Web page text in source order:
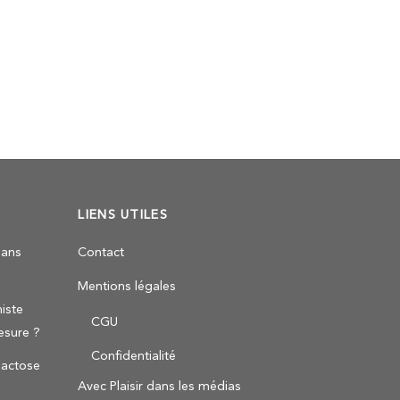
?
LIENS UTILES
Contact
Mentions légales
CGU
Confidentialité
Avec Plaisir dans les médias